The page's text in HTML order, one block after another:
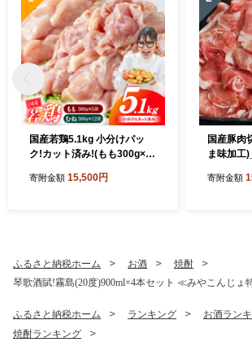
国産若鶏5.1kg 小分けパッ
ク!カット済み!(もも300g×5
-007-N5100g
寄附金額 15,500円
国産豚肉
ま味加工
寄附金額
ふるさと納税ホーム お酒
焼酎
琴歌酒賦!霧島(20度)900ml×4本セット ≪みやこんじょ
ふるさと納税ホーム ランキング
お酒ラン
焼酎ランキング